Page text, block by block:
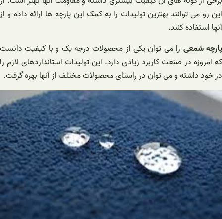
این رو می توانند بهترین تولیدات را به کمک این پارچه ها ارائه داده و از
آنها استفاده کنند.
پارچه شمعی را می توان یکی از محصولات درجه یک و با کیفیت دانست
که امروزه در صنعت کاربرد زیادی دارد. این تولیدات استانداردهای لازم را
در خود داشته و می توان در راستای محصولات مختلف از آنها بهره گرفت.